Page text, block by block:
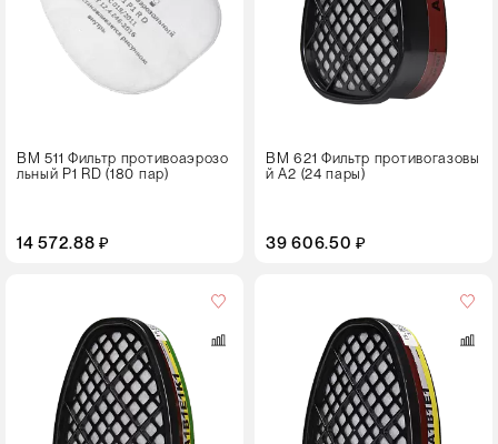
ВМ 511 Фильтр противоаэрозо
льный Р1 RD (180 пар)
14 572.88 ₽
ВМ 621 Фильтр противогазовы
й А2 (24 пары)
39 606.50 ₽
30 пар